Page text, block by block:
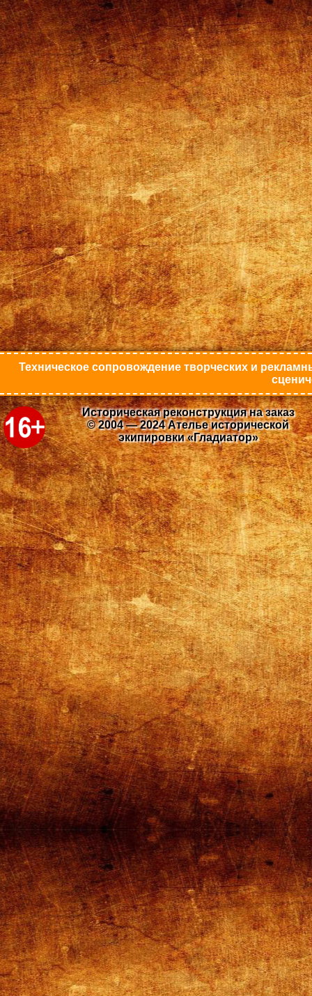
Техническое сопровождение творческих и
Историческая реконструкция на заказ
© 2004 — 2024 Ателье исторической
экипировки «Гладиатор»